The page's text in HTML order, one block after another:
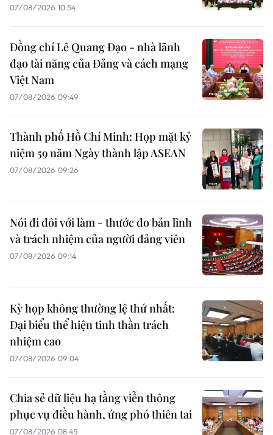
07/08/2026 10:54
Đồng chí Lê Quang Đạo - nhà lãnh
đạo tài năng của Đảng và cách mạng
Việt Nam
07/08/2026 09:49
Thành phố Hồ Chí Minh: Họp mặt kỷ
niệm 59 năm Ngày thành lập ASEAN
07/08/2026 09:26
Nói đi đôi với làm - thước đo bản lĩnh
và trách nhiệm của người đảng viên
07/08/2026 09:14
Kỳ họp không thường lệ thứ nhất:
Đại biểu thể hiện tinh thần trách
nhiệm cao
07/08/2026 09:04
Chia sẻ dữ liệu hạ tầng viễn thông
phục vụ điều hành, ứng phó thiên tai
07/08/2026 08:45